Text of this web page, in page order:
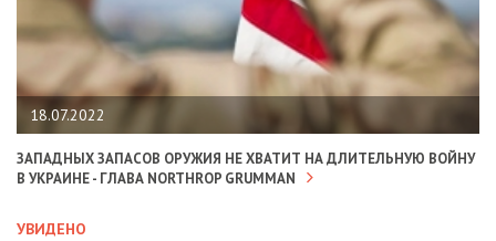
18.07.2022
ЗАПАДНЫХ ЗАПАСОВ ОРУЖИЯ НЕ ХВАТИТ НА ДЛИТЕЛЬНУЮ ВОЙНУ
В УКРАИНЕ - ГЛАВА NORTHROP GRUMMAN
УВИДЕНО